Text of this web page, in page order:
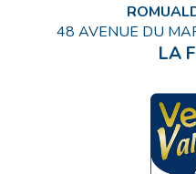
48 AVENUE DU
LA